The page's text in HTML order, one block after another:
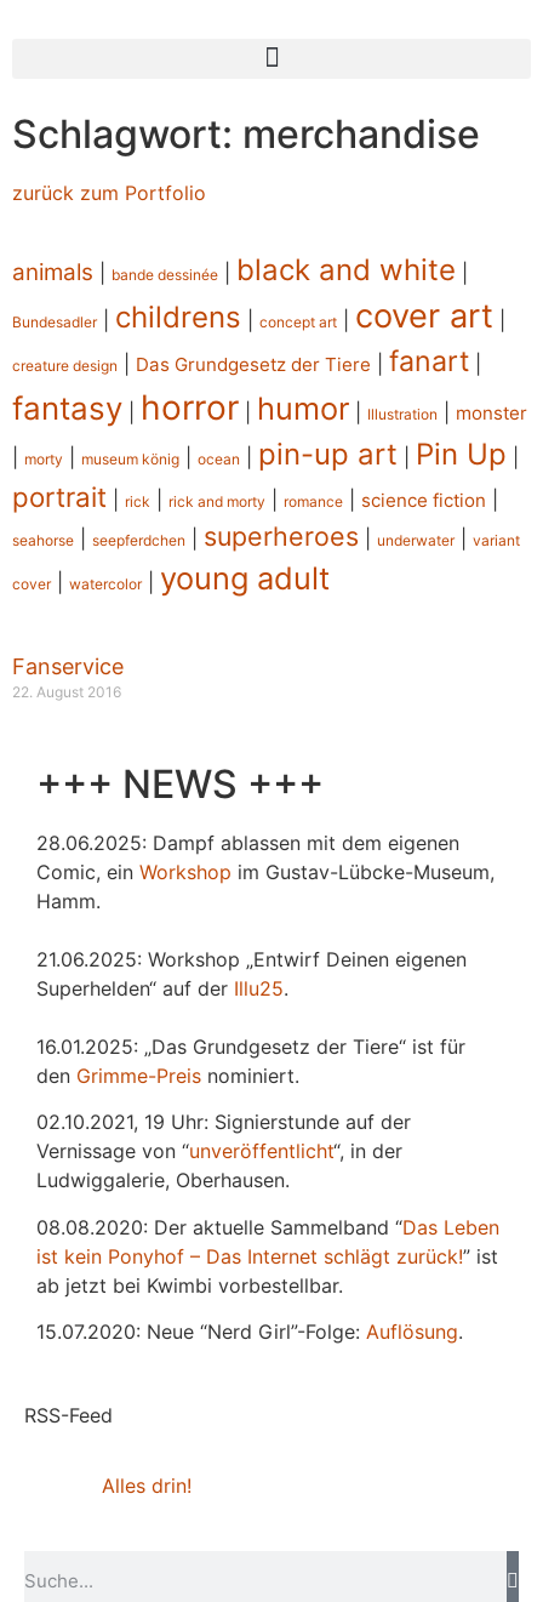
Schlagwort: merchandise
zurück zum Portfolio
animals bande dessinée black and white
Bundesadler| childrens concept art cover art
creature design Das Grundgesetz der Tiere fanart
fantasy horror humor Illustration monster
morty museum könig ocean pin-up art Pin Up
portrait rick rick and morty romance science fiction
seahorse seepferdchen superheroes underwater| variant
cover| watercolor| young adult
Fanservice
22. August 2016
+++ NEWS +++
28.06.2025: Dampf ablassen mit dem eigenen
Comic, ein Workshop im Gustav-Lübcke-Museum,
Hamm.
21.06.2025: Workshop „Entwirf Deinen eigenen
Superhelden“ auf der Illu25.
16.01.2025: „Das Grundgesetz der Tiere“ ist für
den Grimme-Preis nominiert.
02.10.2021, 19 Uhr: Signierstunde auf der
Vernissage von “unveröffentlicht“, in der
Ludwiggalerie, Oberhausen.
08.08.2020: Der aktuelle Sammelband “Das Leben
ist kein Ponyhof – Das Internet schlägt zurück!” ist
ab jetzt bei Kwimbi vorbestellbar.
15.07.2020: Neue “Nerd Girl”-Folge: Auflösung.
RSS-Feed
Alles drin!